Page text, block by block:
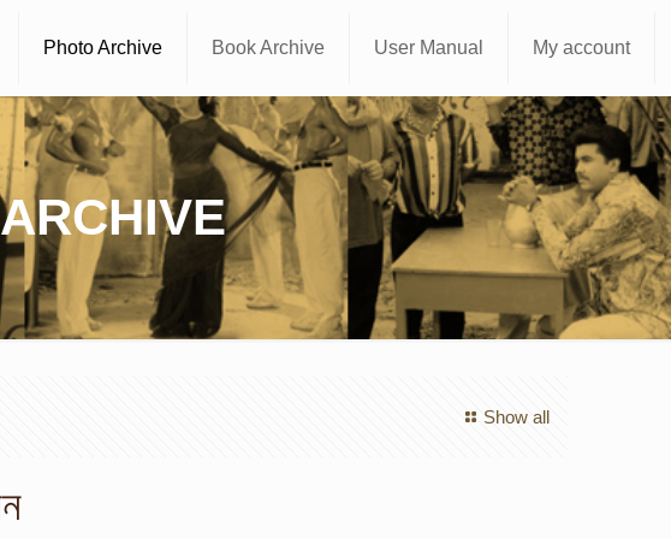
Photo Archive Book Archive User Manual My account
Show all